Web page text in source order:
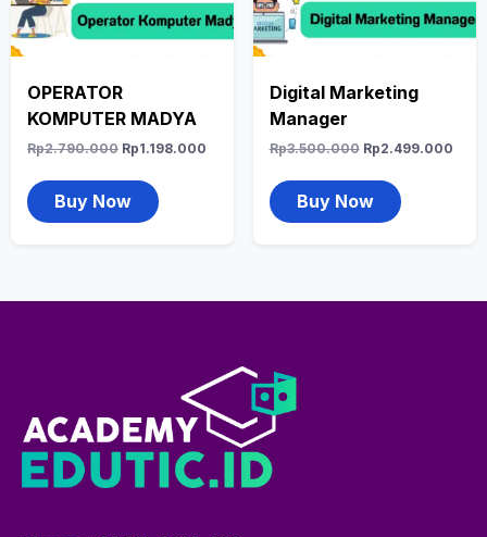
OPERATOR
KOMPUTER MADYA
Rp2.790.000 Rp1.198.000
Buy Now
Digital Marketing
Manager
Rp3.500.000 Rp2.499.000
Buy Now